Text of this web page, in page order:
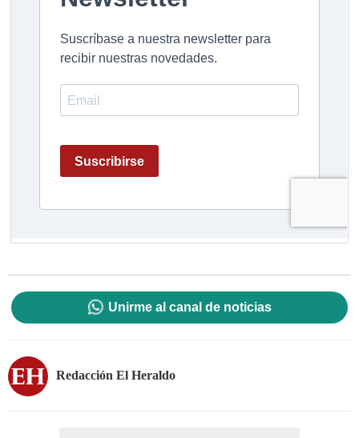
Unirme al canal de noticias
Redacción El Heraldo